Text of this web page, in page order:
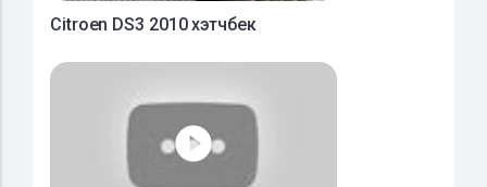
Citroen DS3 2010 хэтчбек